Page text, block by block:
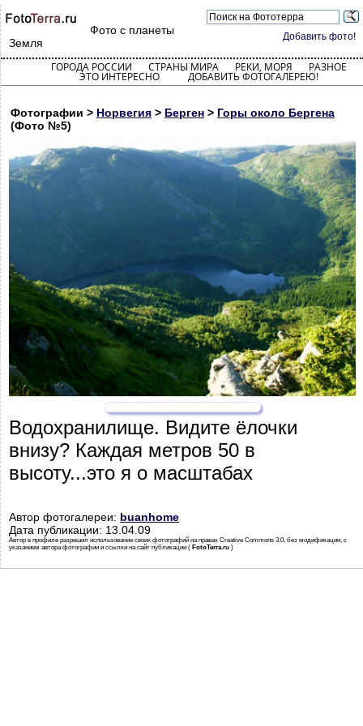
Добавить фото!
Фото с планеты
Земля
ГОРОДА РОССИИ СТРАНЫ МИРА РЕКИ, МОРЯ РАЗНОЕ
ЭТО ИНТЕРЕСНО ДОБАВИТЬ ФОТОГАЛЕРЕЮ!
Фотографии > Норвегия > Берген > Горы около Бергена
(Фото №5)
Водохранилище. Видите ёлочки
внизу? Каждая метров 50 в
высоту...это я о масштабах
Автор фотогалереи: buanhome
Дата публикации: 13.04.09
Автор в профиле разрешил использование своих фотографий на правах Creative Commons 3.0, без модификации, с
указанием автора фотографии и ссылки на сайт публикации ( FotoTerra.ru )